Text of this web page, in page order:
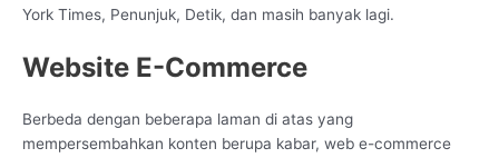
York Times, Penunjuk, Detik, dan masih banyak lagi.
Website E-Commerce
Berbeda dengan beberapa laman di atas yang
mempersembahkan konten berupa kabar, web e-commerce